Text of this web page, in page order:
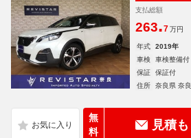
支払総額
263.7 万円
年式 2019年
車検
車検整備付
保証
保証付
住所
奈良県 奈
無
料
見積